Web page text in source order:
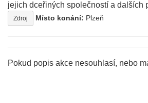
jejich dceřiných společností a dalších
Zdroj Místo konání: Plzeň
Pokud popis akce nesouhlasí, nebo